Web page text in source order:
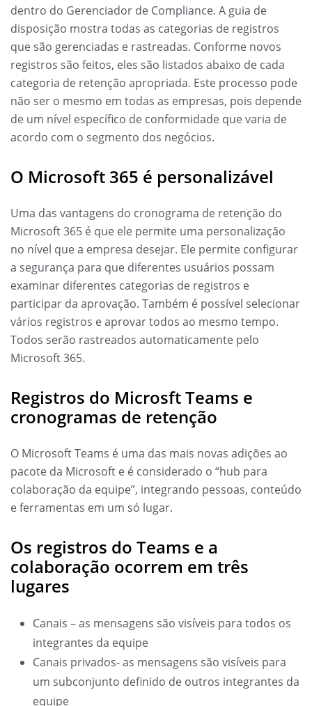
dentro do Gerenciador de Compliance. A guia de
disposição mostra todas as categorias de registros
que são gerenciadas e rastreadas. Conforme novos
registros são feitos, eles são listados abaixo de cada
categoria de retenção apropriada. Este processo pode
não ser o mesmo em todas as empresas, pois depende
de um nível específico de conformidade que varia de
acordo com o segmento dos negócios.
O Microsoft 365 é personalizável
Uma das vantagens do cronograma de retenção do
Microsoft 365 é que ele permite uma personalização
no nível que a empresa desejar. Ele permite configurar
a segurança para que diferentes usuários possam
examinar diferentes categorias de registros e
participar da aprovação. Também é possível selecionar
vários registros e aprovar todos ao mesmo tempo.
Todos serão rastreados automaticamente pelo
Microsoft 365.
Registros do Microsft Teams e
cronogramas de retenção
O Microsoft Teams é uma das mais novas adições ao
pacote da Microsoft e é considerado o “hub para
colaboração da equipe”, integrando pessoas, conteúdo
e ferramentas em um só lugar.
Os registros do Teams e a
colaboração ocorrem em três
lugares
Canais – as mensagens são visíveis para todos os
integrantes da equipe
Canais privados- as mensagens são visíveis para
um subconjunto definido de outros integrantes da
equipe